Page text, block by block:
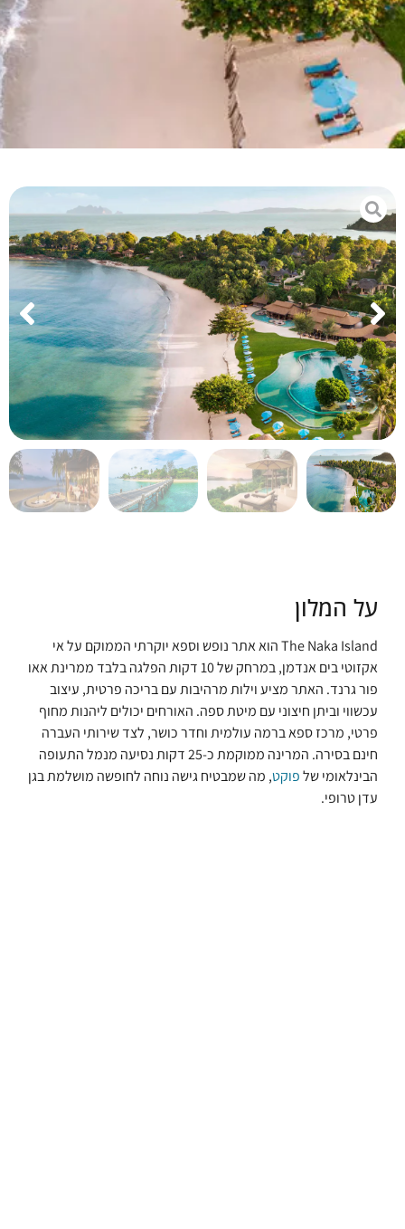
על המלון
The Naka Island הוא אתר נופש וספא יוקרתי הממוקם על אי
אקזוטי בים אנדמן, במרחק של 10 דקות הפלגה בלבד ממרינת אאו
פור גרנד. האתר מציע וילות מרהיבות עם בריכה פרטית, עיצוב
עכשווי וביתן חיצוני עם מיטת ספה. האורחים יכולים ליהנות מחוף
פרטי, מרכז ספא ברמה עולמית וחדר כושר, לצד שירותי העברה
חינם בסירה. המרינה ממוקמת כ-25 דקות נסיעה מנמל התעופה
הבינלאומי שלפוקט, מה שמבטיח גישה נוחה לחופשה מושלמת בגן
עדן טרופי.